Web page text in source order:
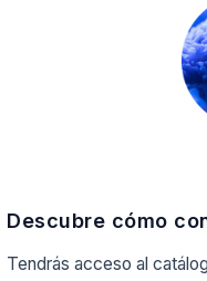
Descubre cómo
Tendrás acceso al